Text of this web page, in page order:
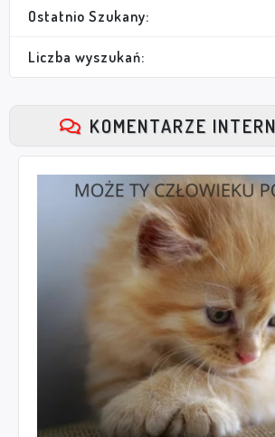
Ostatnio Szukany:
Liczba wyszukań:
KOMENTARZE